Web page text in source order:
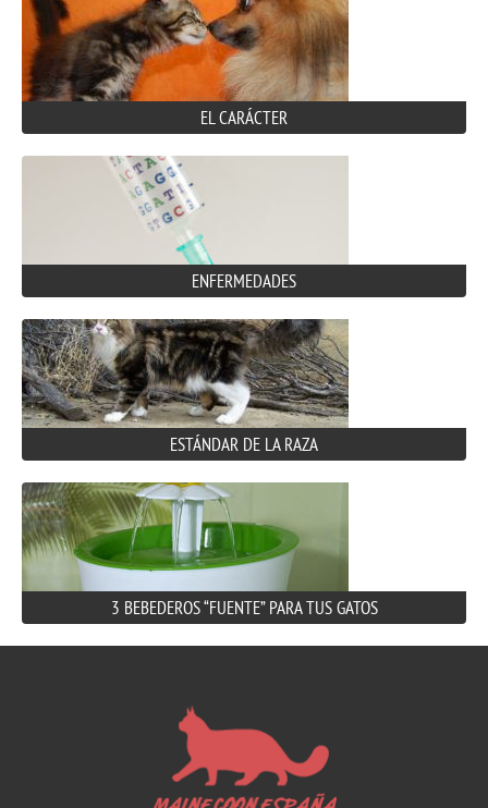
EL CARÁCTER
ENFERMEDADES
ESTÁNDAR DE LA RAZA
3 BEBEDEROS “FUENTE” PARA TUS GATOS